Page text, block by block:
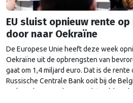
EU sluist opnieuw rente
door naar Oekraïne
De Europese Unie heeft deze week
Oekraïne uit de opbrengsten van
gaat om 1,4 miljard euro. Dat is de
Russische Centrale Bank ooit bij de
parkeerde. De EU bevroor dat geld na